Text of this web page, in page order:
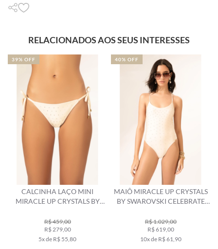
RELACIONADOS AOS SEUS INTERESSES
CALCINHA LAÇO MINI
MIRACLE UP CRYSTALS BY
WHITE
R$ 459,00
R$ 279,00
5x de R$ 55,80
39% OFF
MAIÔ MIRACLE UP CRYSTALS
BY SWAROVSKI CELEBRATE
R$ 1.029,00
R$ 619,00
10x de R$ 61,90
40% OFF